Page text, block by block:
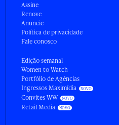
Assine
Renove
Anuncie
Política de privacidade
Fale conosco
Edição semanal
Women to Watch
Portfólio de Agências
Ingressos Maximídia
Convites WW
Retail Media